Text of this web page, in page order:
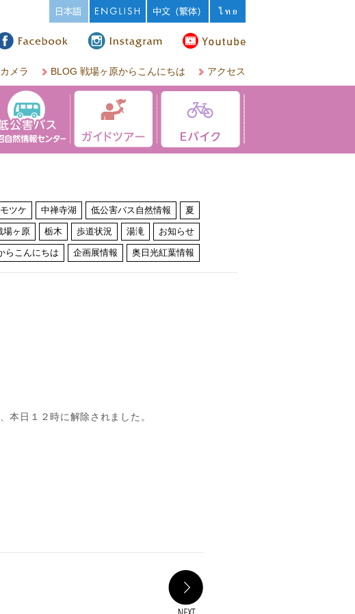
メラ BLOG 戦場ヶ原からこんにちは アクセス
ツケ 中禅寺湖 低公害バス自然情報 夏
場ヶ原 栃木 歩道状況 湯滝 お知らせ
らこんにちは 企画展情報 奥日光紅葉情報
本日１２時に解除されました。